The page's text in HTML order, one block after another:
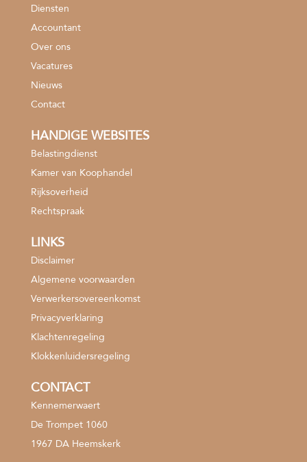
Diensten
Accountant
Over ons
Vacatures
Nieuws
Contact
HANDIGE WEBSITES
Belastingdienst
Kamer van Koophandel
Rijksoverheid
Rechtspraak
LINKS
Disclaimer
Algemene voorwaarden
Verwerkersovereenkomst
Privacyverklaring
Klachtenregeling
Klokkenluidersregeling
CONTACT
Kennemerwaert
De Trompet 1060
1967 DA Heemskerk